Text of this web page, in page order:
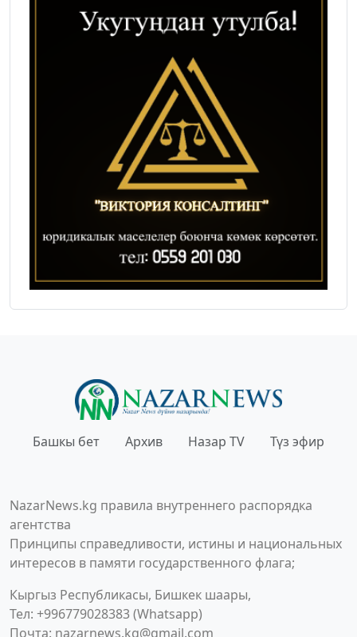
Башкы бет Архив Назар TV Түз эфир
NazarNews.kg правила внутреннего распорядка
агентства
Принципы справедливости, истины и национальных
интересов в памяти государственного флага;
Кыргыз Республикасы, Бишкек шаары,
Тел: +996779028383 (Whatsapp)
Почта: nazarnews.kg@gmail.com